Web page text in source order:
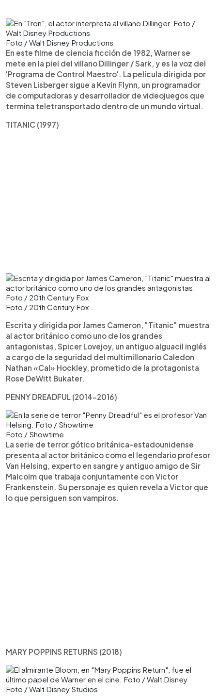
Foto / Walt Disney Productions
En este filme de ciencia ficción de 1982, Warner se
mete en la piel del villano Dillinger / Sark, y es la voz del
'Programa de Control Maestro'. La película dirigida por
Steven Lisberger sigue a Kevin Flynn, un programador
de computadoras y desarrollador de videojuegos que
termina teletransportado dentro de un mundo virtual.
TITANIC (1997)
Foto / 20th Century Fox
Escrita y dirigida por James Cameron, "Titanic" muestra
al actor británico como uno de los grandes
antagonistas, Spicer Lovejoy, un antiguo alguacil inglés
a cargo de la seguridad del multimillonario Caledon
Nathan «Cal» Hockley, prometido de la protagonista
Rose DeWitt Bukater.
PENNY DREADFUL (2014-2016)
Foto / Showtime
La serie de terror gótico británica-estadounidense
presenta al actor británico como el legendario profesor
Van Helsing, experto en sangre y antiguo amigo de Sir
Malcolm que trabaja conjuntamente con Victor
Frankenstein. Su personaje es quien revela a Victor que
lo que persiguen son vampiros.
MARY POPPINS RETURNS (2018)
Foto / Walt Disney Studios